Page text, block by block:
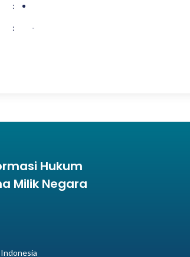
:
: -
Hukum
Milik Negara